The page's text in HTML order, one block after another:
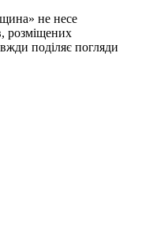
не несе
розміщених
поділяє погляди